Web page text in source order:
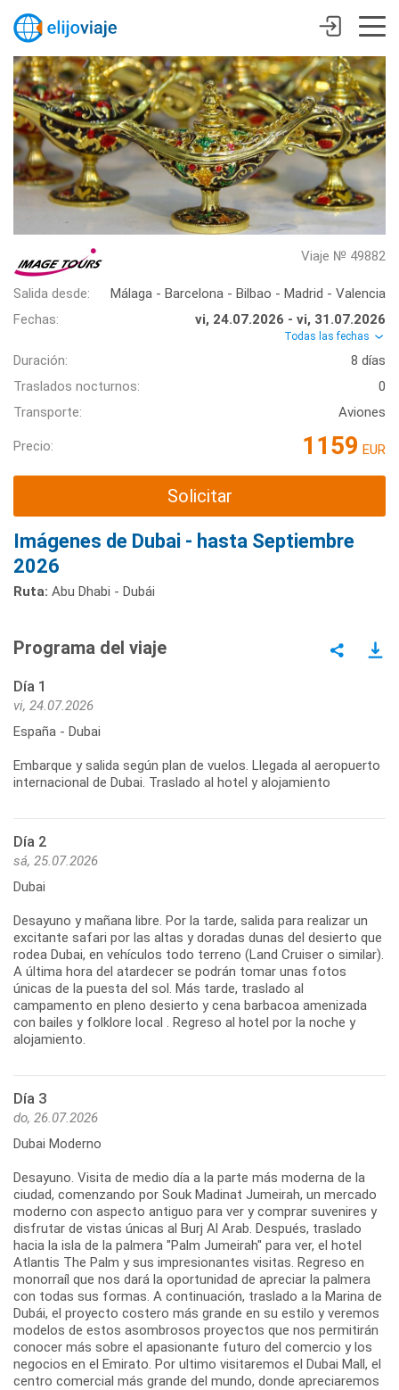
Viaje № 49882
Salida desde:
Málaga - Barcelona - Bilbao - Madrid - Valencia
Fechas:
vi, 24.07.2026 - vi, 31.07.2026
Todas las fechas
Duración:
8 días
Traslados nocturnos:
0
Transporte:
Aviones
Precio: 1159 EUR
Solicitar
Imágenes de Dubai - hasta Septiembre
2026
Ruta: Abu Dhabi - Dubái
Programa del viaje
Día 1
vi, 24.07.2026
España - Dubai
Embarque y salida según plan de vuelos. Llegada al aeropuerto
internacional de Dubai. Traslado al hotel y alojamiento
Día 2
sá, 25.07.2026
Dubai
Desayuno y mañana libre. Por la tarde, salida para realizar un
excitante safari por las altas y doradas dunas del desierto que
rodea Dubai, en vehículos todo terreno (Land Cruiser o similar).
A última hora del atardecer se podrán tomar unas fotos
únicas de la puesta del sol. Más tarde, traslado al
campamento en pleno desierto y cena barbacoa amenizada
con bailes y folklore local . Regreso al hotel por la noche y
alojamiento.
Día 3
do, 26.07.2026
Dubai Moderno
Desayuno. Visita de medio día a la parte más moderna de la
ciudad, comenzando por Souk Madinat Jumeirah, un mercado
moderno con aspecto antiguo para ver y comprar suvenires y
disfrutar de vistas únicas al Burj Al Arab. Después, traslado
hacia la isla de la palmera "Palm Jumeirah" para ver, el hotel
Atlantis The Palm y sus impresionantes visitas. Regreso en
monorraíl que nos dará la oportunidad de apreciar la palmera
con todas sus formas. A continuación, traslado a la Marina de
Dubái, el proyecto costero más grande en su estilo y veremos
modelos de estos asombrosos proyectos que nos permitirán
conocer más sobre el apasionante futuro del comercio y los
negocios en el Emirato. Por ultimo visitaremos el Dubai Mall, el
centro comercial más grande del mundo, donde apreciaremos